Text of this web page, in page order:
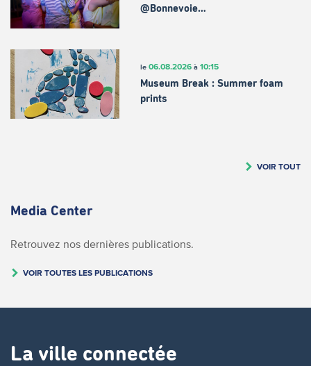
@Bonnevoie…
le 06.08.2026à 10:15
Museum Break : Summer foam
prints
VOIR TOUT
Media Center
Retrouvez nos dernières publications.
VOIR TOUTES LES PUBLICATIONS
La ville connectée